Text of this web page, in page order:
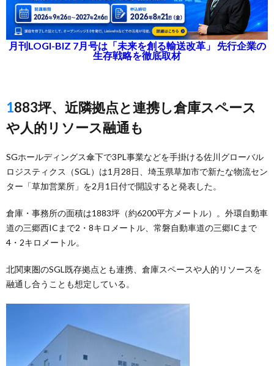
月刊LOGI-BIZ 7月号は「未来を創る輸送改革」 先行企業の
生存戦略を徹底取材
1883坪、近隣拠点と連携し倉庫スペース
や人的リソース融通も
SGホールディングス傘下で3PL事業などを手掛ける佐川グローバル
ロジスティクス（SGL）は1月28日、埼玉県草加市で新たな物流セン
ター「草加営業所」を2月1日付で開設すると発表した。
倉庫・事務所の面積は1883坪（約6200平方メートル）。外環自動車
道の三郷西ICまで2・8キロメートル、常磐自動車道の三郷ICまで
4・2キロメートル。
北関東圏のSGL既存拠点とも連携、倉庫スペースや人的リソースを
融通し合うことも想定している。